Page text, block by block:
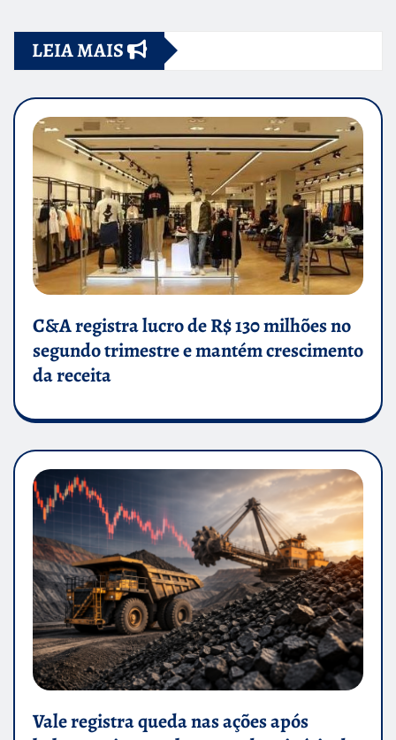
LEIA MAIS
C&A registra lucro de R$ 130 milhões no
segundo trimestre e mantém crescimento
da receita
Vale registra queda nas ações após